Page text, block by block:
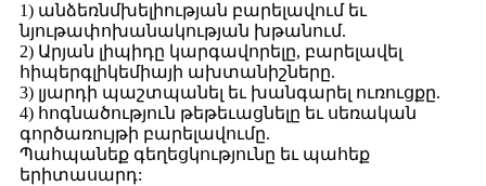
1) անձեռնմխելիության բարելավում եւ
նյութափոխանակության խթանում.
2) Արյան լիպիդը կարգավորելը, բարելավել
հիպերգլիկեմիայի ախտանիշները.
3) լյարդի պաշտպանել եւ խանգարել ուռուցքը.
4) հոգնածություն թեթեւացնելը եւ սեռական
գործառույթի բարելավումը.
Պահպանեք գեղեցկությունը եւ պահեք
երիտասարդ: